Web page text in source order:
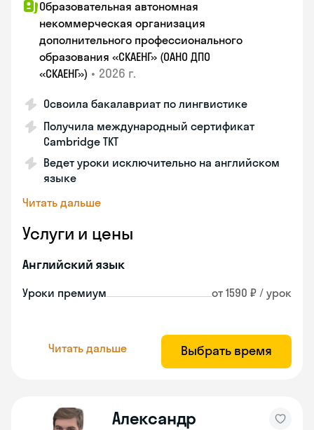
Образовательная автономная
некоммерческая организация
дополнительного профессионального
образования «СКАЕНГ» (ОАНО ДПО
«СКАЕНГ») • 2026 г.
Освоила бакалавриат по лингвистике
Получила международный сертификат
Cambridge TKT
Ведет уроки исключительно на английском
языке
Читать дальше
Услуги и цены
Английский язык
Уроки премиум от 1590 ₽ / урок
Читать дальше Выбрать время
Александр